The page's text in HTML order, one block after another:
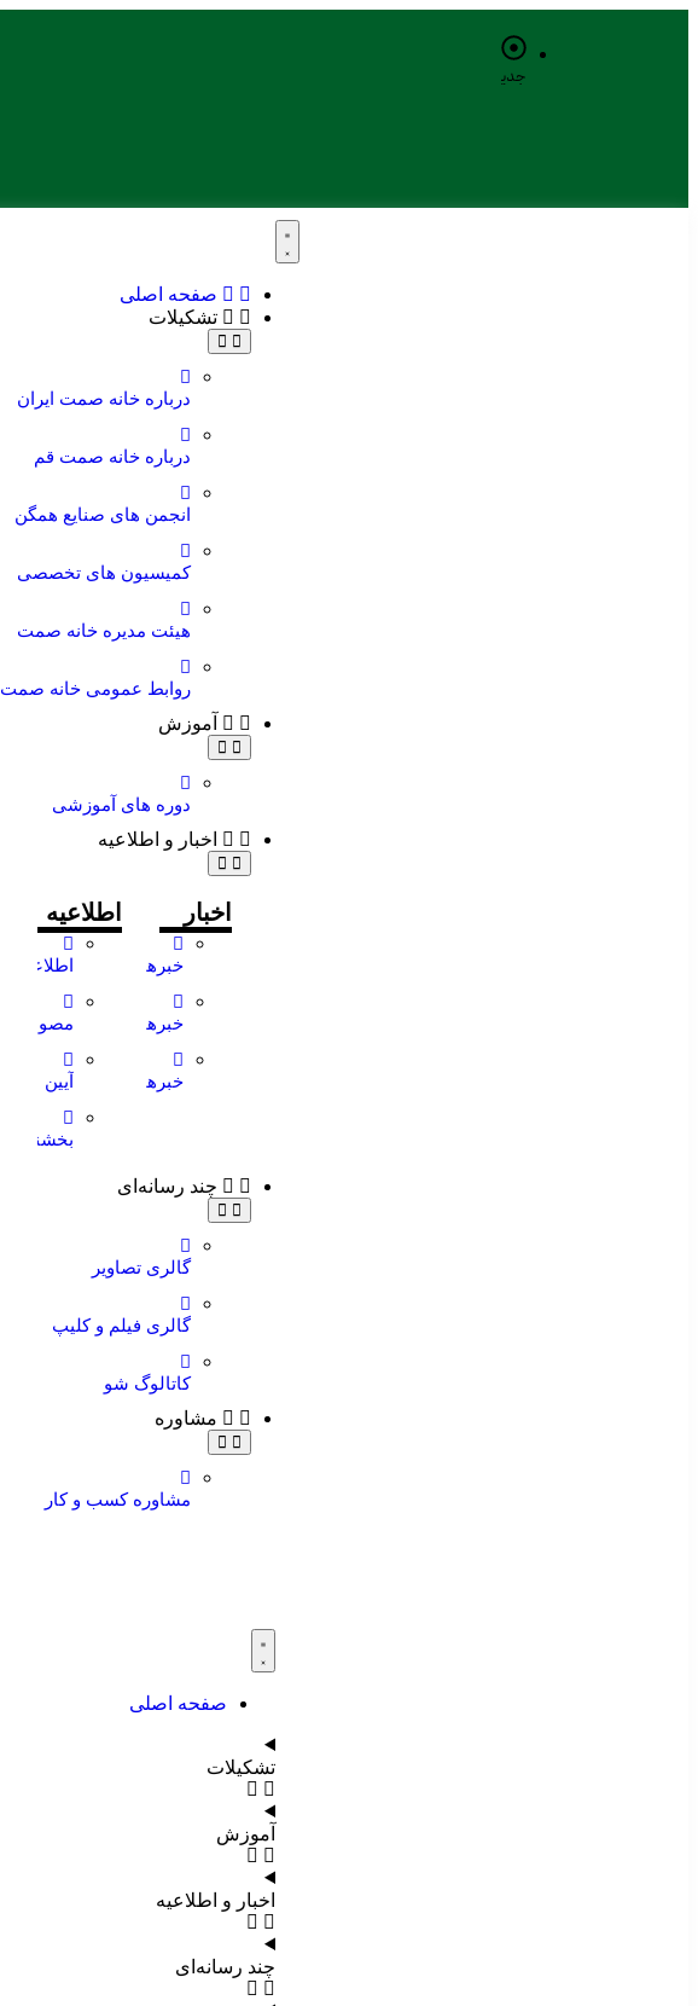
جدیدترین
صفحه اصلی
تشکیلات
درباره خانه صمت ایران
درباره خانه صمت قم
انجمن های صنایع همگن
کمیسیون های تخصصی
هیئت مدیره خانه صمت
روابط عمومی خانه صمت
آموزش
دوره های آموزشی
اخبار و اطلاعیه
اخبار
خبرهای
خبرهای
یک
خبرهای
اطلاعیه
اطلاعیه
مصوبات
آیین
ها
بخشنامه
چند رسانه‌ای
گالری تصاویر
گالری فیلم و کلیپ
کاتالوگ شو
مشاوره
مشاوره کسب و کار
صفحه اصلی
تشکیلات
آموزش
اخبار و اطلاعیه
چند رسانه‌ای